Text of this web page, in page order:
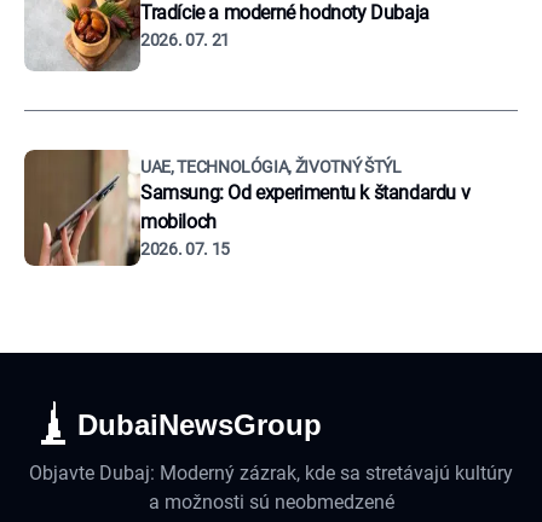
Tradície a moderné hodnoty Dubaja
2026. 07. 21
UAE, TECHNOLÓGIA, ŽIVOTNÝ ŠTÝL
Samsung: Od experimentu k štandardu v
mobiloch
2026. 07. 15
DubaiNewsGroup
Objavte Dubaj: Moderný zázrak, kde sa stretávajú kultúry
a možnosti sú neobmedzené